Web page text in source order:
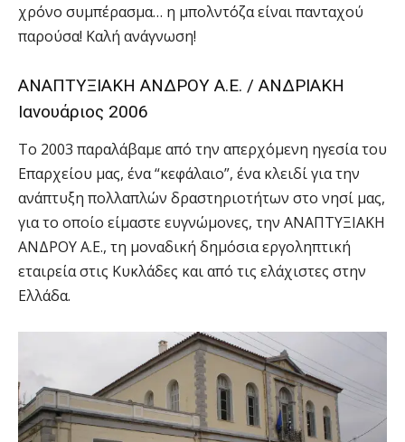
χρόνο συμπέρασμα… η μπολντόζα είναι πανταχού
παρούσα! Καλή ανάγνωση!
ΑΝΑΠΤΥΞΙΑΚΗ ΑΝΔΡΟΥ Α.Ε. / ΑΝΔΡΙΑΚΗ
Ιανουάριος 2006
Το 2003 παραλάβαμε από την απερχόμενη ηγεσία του
Επαρχείου μας, ένα “κεφάλαιο”, ένα κλειδί για την
ανάπτυξη πολλαπλών δραστηριοτήτων στο νησί μας,
για το οποίο είμαστε ευγνώμονες, την ΑΝΑΠΤΥΞΙΑΚΗ
ΑΝΔΡΟΥ Α.Ε., τη μοναδική δημόσια εργοληπτική
εταιρεία στις Κυκλάδες και από τις ελάχιστες στην
Ελλάδα.